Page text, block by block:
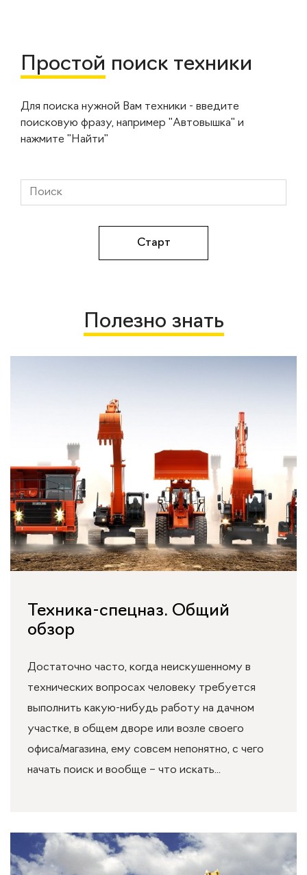
Простой поиск техники
Для поиска нужной Вам техники - введите
поисковую фразу, например "Автовышка" и
нажмите "Найти"
Полезно знать
Техника-спецназ. Общий
обзор
Достаточно часто, когда неискушенному в
технических вопросах человеку требуется
выполнить какую-нибудь работу на дачном
участке, в общем дворе или возле своего
офиса/магазина, ему совсем непонятно, с чего
начать поиск и вообще – что искать...